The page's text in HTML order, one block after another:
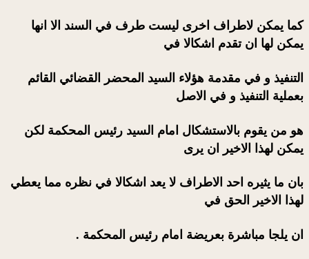
كما يمكن لاطراف اخرى ليست طرف في السند الا انها
يمكن لها ان تقدم اشكالا في
التنفيذ و في مقدمة هؤلاء السيد المحضر القضائي القائم
بعملية التنفيذ و في الاصل
هو من يقوم بالاستشكال امام السيد رئيس المحكمة لكن
يمكن لهذا الاخير ان يرى
بان ما يثيره احد الاطراف لا يعد اشكالا في نظره مما يعطي
لهذا الاخير الحق في
ان يلجا مباشرة بعريضة امام رئيس المحكمة .